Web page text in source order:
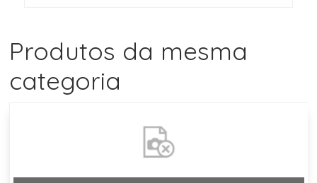
Produtos da mesma
categoria